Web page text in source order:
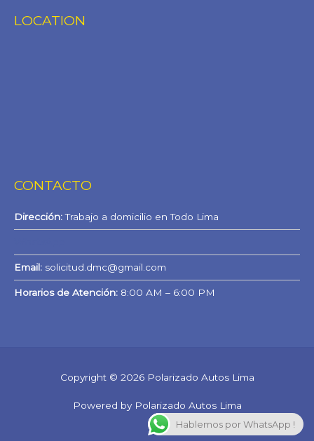
LOCATION
CONTACTO
Dirección:Trabajo a domicilio en Todo Lima
Email: solicitud.dmc@gmail.com
Horarios de Atención: 8:00 AM – 6:00 PM
Copyright © 2026 Polarizado Autos Lima
Powered by Polarizado Autos Lima
Hablemos por WhatsApp !